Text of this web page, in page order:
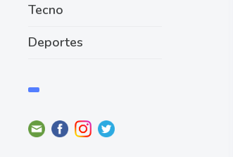
Tecno
Deportes